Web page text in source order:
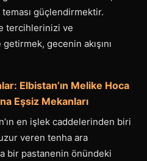
güçlendirmektir.
tercihlerinizi ve
gecenin akışını
Elbistan’ın Melike Hoca
Eşsiz Mekanları
en işlek caddelerinden biri
veren tenha ara
bir pastanenin önündeki